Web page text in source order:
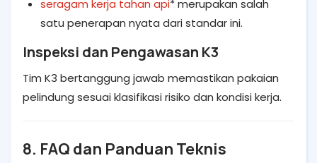
seragam kerja tahan api* merupakan salah
satu penerapan nyata dari standar ini.
Inspeksi dan Pengawasan K3
Tim K3 bertanggung jawab memastikan pakaian
pelindung sesuai klasifikasi risiko dan kondisi kerja.
8. FAQ dan Panduan Teknis